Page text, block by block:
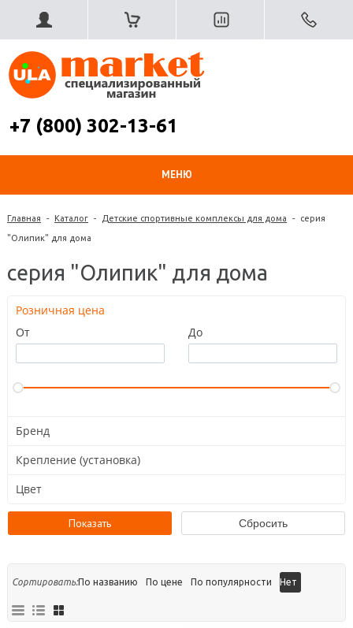
+7 (800) 302-13-61
МЕНЮ
Главная - Каталог - Детские спортивные комплексы для дома - серия
"Олипик" для дома
серия "Олипик" для дома
Розничная цена
От
До
Бренд
Крепление (установка)
Цвет
Сортировать:По названию По цене По популярности Нет